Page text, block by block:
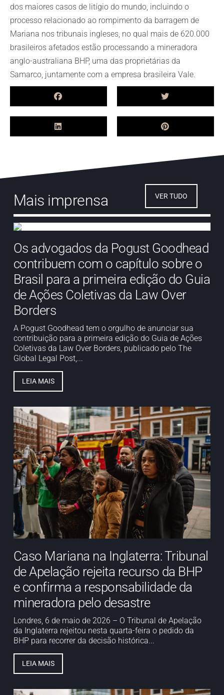
dos maiores casos de litígio do mundo, incluindo o
processo relacionado ao rompimento da barragem de
Mariana nos tribunais ingleses, no qual mais de 620.000
brasileiros afetados estão processando a mineradora
anglo-australiana BHP, uma das proprietárias da
Samarco, juntamente com a empresa brasileira Vale.
Mais imprensa VER TUDO
Os advogados da Pogust Goodhead
contribuem com o capítulo sobre o
Brasil para a primeira edição do Guia
de Ações Coletivas da Law Over
Borders
A Pogust Goodhead tem o orgulho de anunciar sua
contribuição para a primeira edição do Guia de Ações
Coletivas da Law Over Borders, publicado pelo The
Global Legal Post,...
LEIA MAIS
Caso Mariana na Inglaterra: Tribunal
de Apelação rejeita recurso da BHP
e confirma a responsabilidade da
mineradora pelo desastre
Londres, 6 de maio de 2026 – O Tribunal de Apelação
da Inglaterra rejeitou nesta quarta-feira o pedido da
BHP para recorrer da decisão histórica...
LEIA MAIS